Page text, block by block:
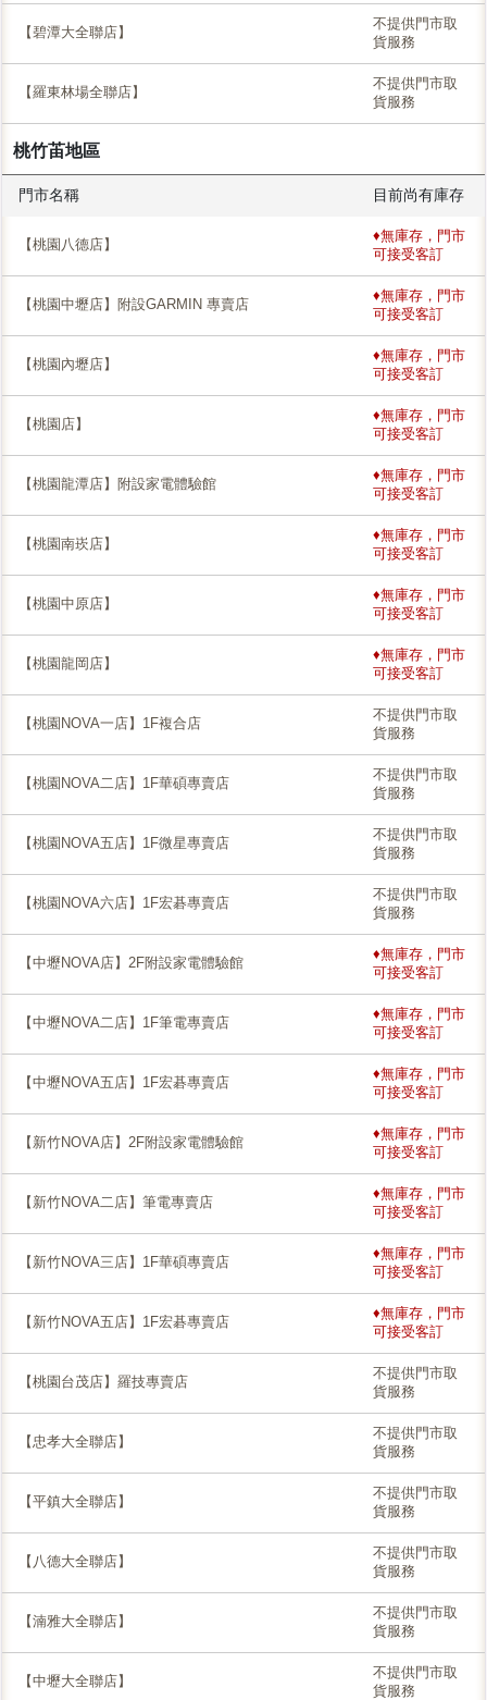
【碧潭大全聯店】
不提供門市取
貨服務
【羅東林場全聯店】
不提供門市取
貨服務
桃竹苖地區
門市名稱 目前尚有庫存
【桃園八德店】
♦無庫存，門市
可接受客訂
【桃園中壢店】附設GARMIN 專賣店
♦無庫存，門市
可接受客訂
【桃園內壢店】
♦無庫存，門市
可接受客訂
【桃園店】
♦無庫存，門市
可接受客訂
【桃園龍潭店】附設家電體驗館
♦無庫存，門市
可接受客訂
【桃園南崁店】
♦無庫存，門市
可接受客訂
【桃園中原店】
♦無庫存，門市
可接受客訂
【桃園龍岡店】
♦無庫存，門市
可接受客訂
【桃園NOVA一店】1F複合店
不提供門市取
貨服務
【桃園NOVA二店】1F華碩專賣店
不提供門市取
貨服務
【桃園NOVA五店】1F微星專賣店
不提供門市取
貨服務
【桃園NOVA六店】1F宏碁專賣店
不提供門市取
貨服務
【中壢NOVA店】2F附設家電體驗館
♦無庫存，門市
可接受客訂
【中壢NOVA二店】1F筆電專賣店
♦無庫存，門市
可接受客訂
【中壢NOVA五店】1F宏碁專賣店
♦無庫存，門市
可接受客訂
【新竹NOVA店】2F附設家電體驗館
♦無庫存，門市
可接受客訂
【新竹NOVA二店】筆電專賣店
♦無庫存，門市
可接受客訂
【新竹NOVA三店】1F華碩專賣店
♦無庫存，門市
可接受客訂
【新竹NOVA五店】1F宏碁專賣店
♦無庫存，門市
可接受客訂
【桃園台茂店】羅技專賣店
不提供門市取
貨服務
【忠孝大全聯店】
不提供門市取
貨服務
【平鎮大全聯店】
不提供門市取
貨服務
【八德大全聯店】
不提供門市取
貨服務
【湳雅大全聯店】
不提供門市取
貨服務
【中壢大全聯店】
不提供門市取
貨服務